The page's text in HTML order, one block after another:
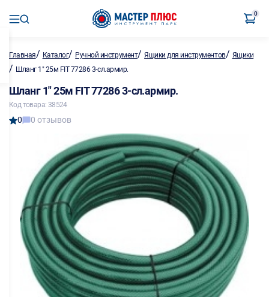
0
Главная/ Каталог/ Ручной инструмент/Ящики для инструментов/ Ящики
/ Шланг 1" 25м FIT 77286 3-сл.армир.
Шланг 1" 25м FIT 77286 3-сл.армир.
Код товара: 38524
0 0 отзывов